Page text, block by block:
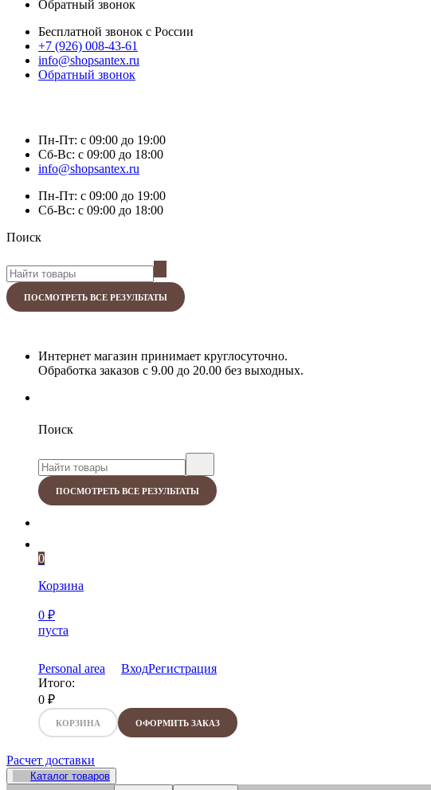
Обратный звонок
Бесплатной звонок с России
+7 (926) 008-43-61
info@shopsantex.ru
Обратный звонок
Пн-Пт: с 09:00 до 19:00
Сб-Вс: с 09:00 до 18:00
info@shopsantex.ru
Пн-Пт: с 09:00 до 19:00
Сб-Вс: с 09:00 до 18:00
Поиск
ПОСМОТРЕТЬ ВСЕ РЕЗУЛЬТАТЫ
Интернет магазин принимает круглосуточно.
Обработка заказов с 9.00 до 20.00 без выходных.
Поиск
ПОСМОТРЕТЬ ВСЕ РЕЗУЛЬТАТЫ
0
Корзина
0 ₽
пуста
Personal area ВходРегистрация
Итого:
0 ₽
КОРЗИНА ОФОРМИТЬ ЗАКАЗ
Расчет доставки
Каталог товаров